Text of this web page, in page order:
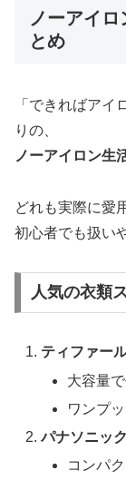
ノーアイ
とめ
「できればア
りの、
ノーアイロン生
どれも実際に愛
初心者でも扱い
人気の衣類
ティファー
大容量
ワンプ
パナソニッ
コンパ